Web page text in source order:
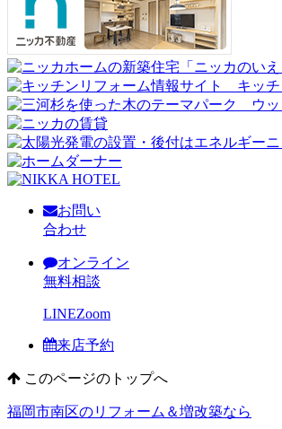
お問い
合わせ
オンライン
無料相談
LINEZoom
来店予約
このページのトップへ
福岡市南区のリフォーム＆増改築なら